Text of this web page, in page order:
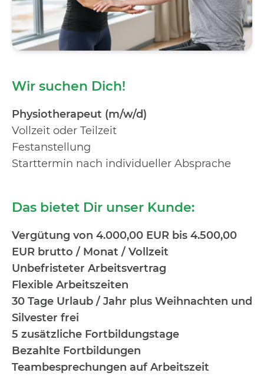
Wir suchen Dich!
Physiotherapeut (m/w/d)
Vollzeit oder Teilzeit
Festanstellung
Starttermin nach individueller Absprache
Das bietet Dir unser Kunde:
Vergütung von 4.000,00 EUR bis 4.500,00
EUR brutto / Monat / Vollzeit
Unbefristeter Arbeitsvertrag
Flexible Arbeitszeiten
30 Tage Urlaub / Jahr plus Weihnachten und
Silvester frei
5 zusätzliche Fortbildungstage
Bezahlte Fortbildungen
Teambesprechungen auf Arbeitszeit